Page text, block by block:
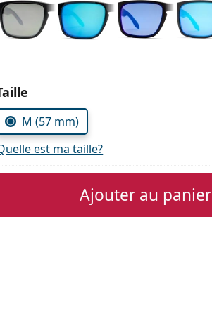
les paramètres
M (57 mm)
est ma taille?
Ajouter au panier